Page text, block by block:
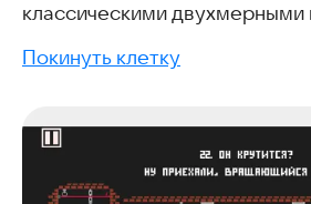
классическими
Покинуть клетку